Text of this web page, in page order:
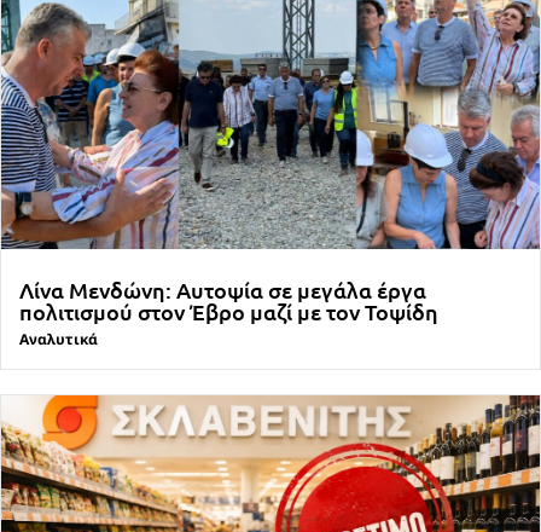
Λίνα Μενδώνη: Αυτοψία σε μεγάλα έργα
πολιτισμού στον Έβρο μαζί με τον Τοψίδη
Αναλυτικά